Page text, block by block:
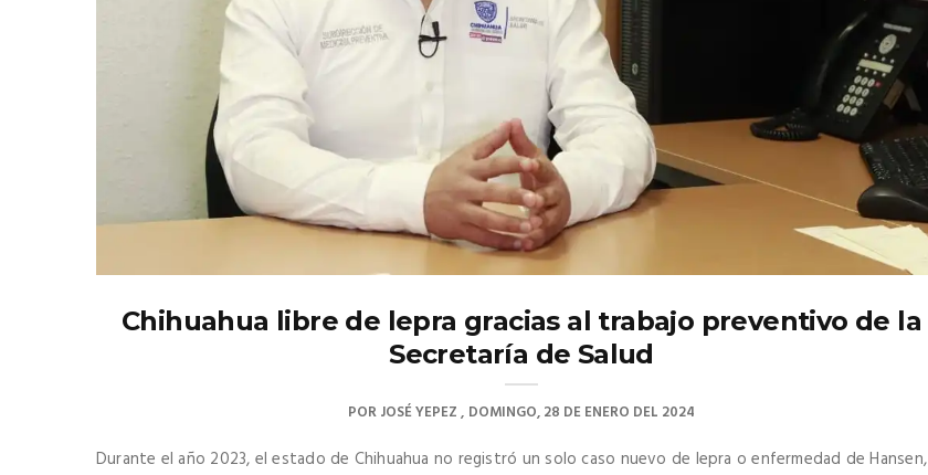
Chihuahua libre de lepra gracias al trabajo preventivo de la
Secretaría de Salud
PORJOSÉ YEPEZ DOMINGO, 28 DE ENERO DEL 2024
Durante el año 2023, el estado de Chihuahua no registró un solo caso nuevo de lepra o enfermedad de Hansen,